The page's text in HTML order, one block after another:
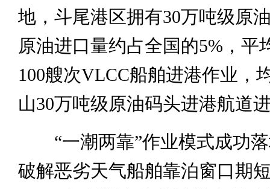
地，斗尾港区拥有30万吨级原
原油进口量约占全国的5%，平
100艘次VLCC船舶进港作业，
山30万吨级原油码头进港航道
“一潮两靠”作业模式成功落
破解恶劣天气船舶靠泊窗口期